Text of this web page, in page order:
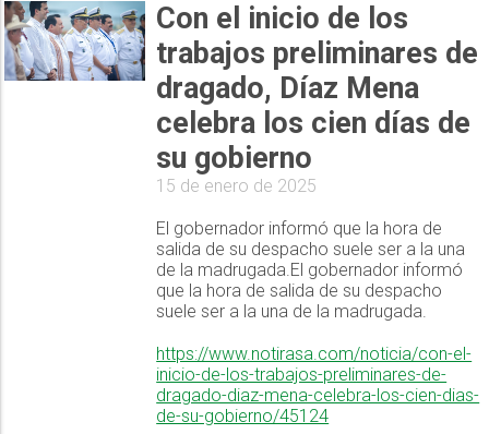
Con el inicio de los
trabajos preliminares de
dragado, Díaz Mena
celebra los cien días de
su gobierno
15 de enero de 2025
El gobernador informó que la hora de
salida de su despacho suele ser a la una
de la madrugada.El gobernador informó
que la hora de salida de su despacho
suele ser a la una de la madrugada.
https://www.notirasa.com/noticia/con-el-
inicio-de-los-trabajos-preliminares-de-
dragado-diaz-mena-celebra-los-cien-dias-
de-su-gobierno/45124